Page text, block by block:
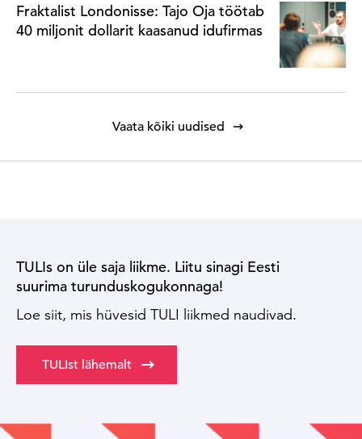
Fraktalist Londonisse: Tajo Oja töötab
40 miljonit dollarit kaasanud idufirmas
Vaata kõiki uudised
TULIs on üle saja liikme. Liitu sinagi Eesti
suurima turunduskogukonnaga!
Loe siit, mis hüvesid TULI liikmed naudivad.
TULIst lähemalt